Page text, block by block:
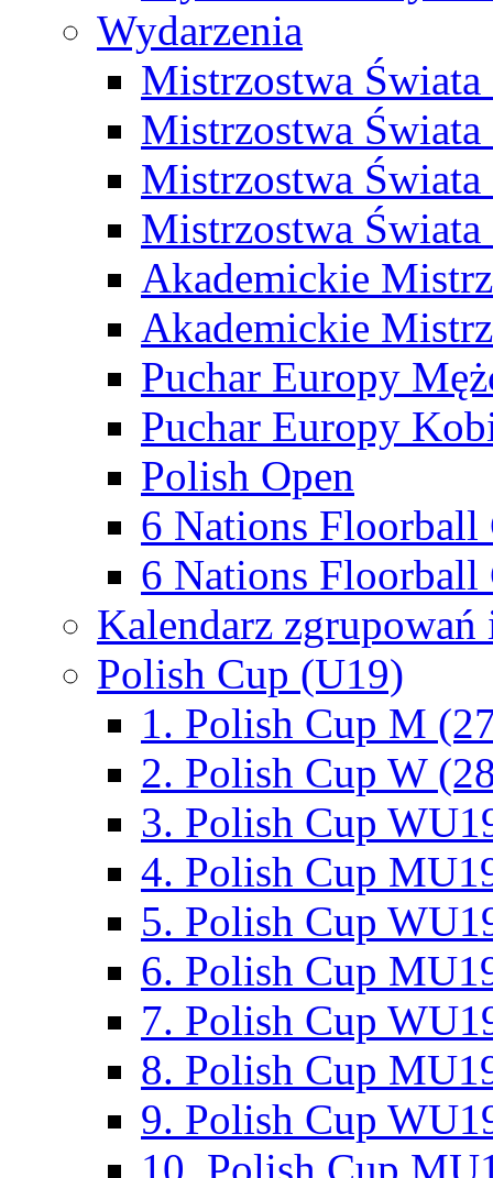
Wydarzenia
Mistrzostwa
Mistrzostwa
Mistrzostwa
Mistrzostwa
Akademickie
Akademickie
Puchar Europy
Puchar Europy
Polish Open
6 Nations Floorball
6 Nations Floorball
Kalendarz
Polish Cup (U19)
1. Polish Cup M
2. Polish Cup W
3. Polish Cup
4. Polish Cup
5. Polish Cup
6. Polish Cup
7. Polish Cup
8. Polish Cup
9. Polish Cup
10. Polish Cup